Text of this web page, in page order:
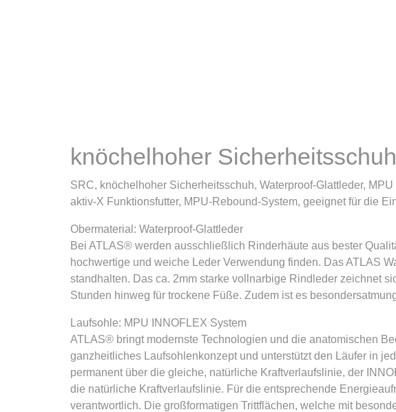
knöchelhoher
SRC, knöchelhoher Sicherheitsschuh, Waterproof-Glattleder,
aktiv-X Funktionsfutter, MPU-Rebound-System, geeignet für die
Obermaterial: Waterproof-Glattleder
Bei ATLAS® werden ausschließlich Rinderhäute aus bester
hochwertige und weiche Leder Verwendung finden. Das ATLAS
standhalten. Das ca. 2mm starke vollnarbige Rindleder zeichnet
Stunden hinweg für trockene Füße. Zudem ist es
Laufsohle: MPU INNOFLEX System
ATLAS® bringt modernste Technologien und die anatomischen
ganzheitliches Laufsohlenkonzept und unterstützt den Läufer in
permanent über die gleiche, natürliche Kraftverlaufslinie, der
die natürliche Kraftverlaufslinie. Für die entsprechende
verantwortlich. Die großformatigen Trittflächen, welche mit